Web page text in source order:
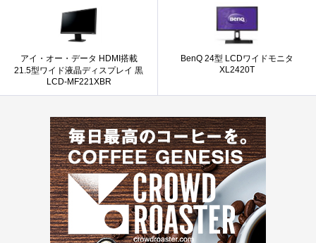
アイ・オー・データ HDMI搭載
21.5型ワイド液晶ディスプレイ 黒
LCD-MF221XBR
BenQ 24型 LCDワイドモニタ
XL2420T